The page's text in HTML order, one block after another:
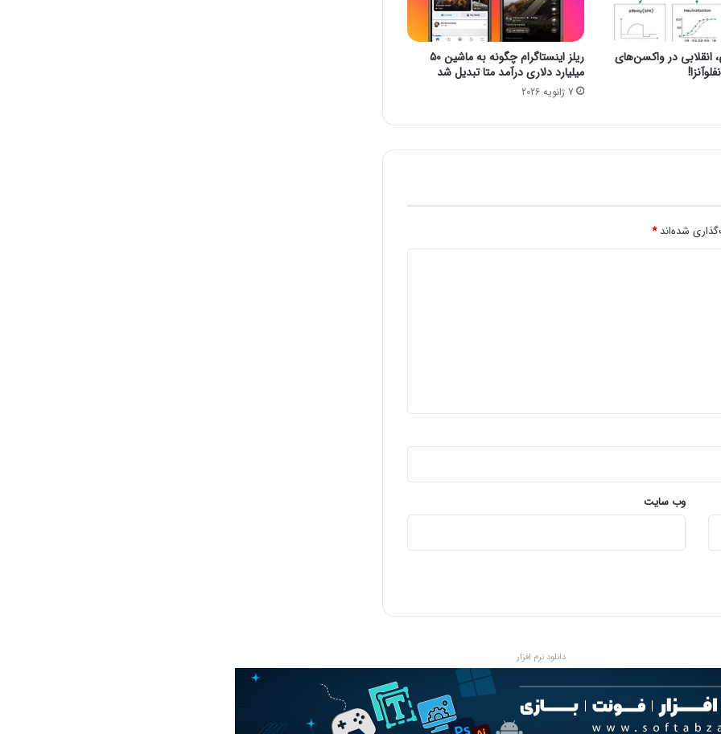
ز
ش
گ
ا
ا
د
در واکسن‌های
ریلز اینستاگرام چگونه به ماشین ۵۰
میلیارد دلاری درآمد متا تبدیل شد
7 ژانویه 2026
شده‌اند*
وب‌ سایت
دانلود نرم افزار